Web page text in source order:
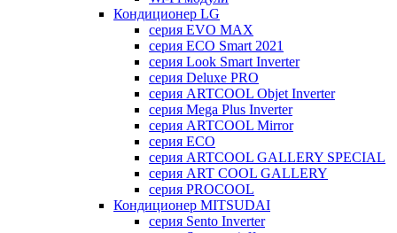
Кондиционер LG
серия EVO MAX
серия ECO Smart 2021
серия Look Smart Inverter
серия Deluxe PRO
серия ARTCOOL Objet Inverter
серия Mega Plus Inverter
серия ARTCOOL Mirror
серия ECO
серия ARTCOOL GALLERY SPECIAL
серия ART COOL GALLERY
серия PROCOOL
Кондиционер MITSUDAI
серия Sento Inverter